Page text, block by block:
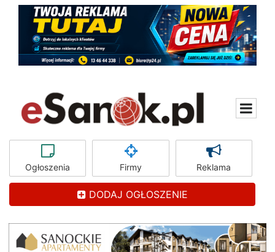
Ogłoszenia Firmy Reklama
DODAJ OGŁOSZENIE